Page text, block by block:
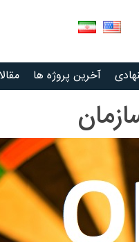
آخرین پروژه ها